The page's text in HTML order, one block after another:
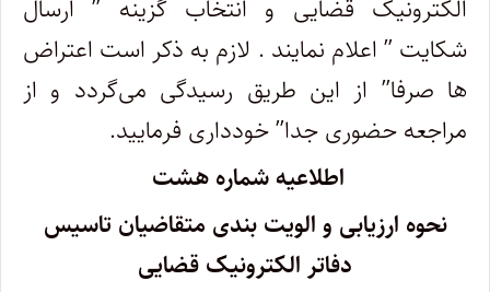
الکترونیک قضایی و انتخاب گزینه ” ارسال
شکایت ” اعلام نمایند . لازم به ذکر است اعتراض
ها صرفا” از این طریق رسیدگی می‌گردد و از
مراجعه حضوری جدا” خودداری فرمایید.
اطلاعیه شماره هشت
نحوه ارزیابی و الویت بندی متقاضیان تاسیس
دفاتر الکترونیک قضایی